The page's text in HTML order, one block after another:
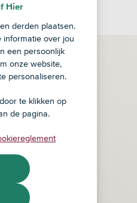
Hier
derden plaatsen.
informatie over jou
een persoonlijk
onze website,
personaliseren.
te klikken op
de pagina.